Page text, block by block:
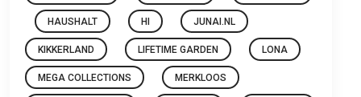
HAUSHALT HI JUNAI.NL
KIKKERLAND LIFETIME GARDEN LONA
MEGA COLLECTIONS MERKLOOS